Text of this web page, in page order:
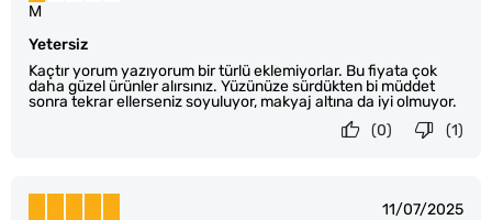
Yetersiz
Kaçtır yorum yazıyorum bir türlü eklemiyorlar. Bu fiyata çok
daha güzel ürünler alırsınız. Yüzünüze sürdükten bi müddet
sonra tekrar ellerseniz soyuluyor, makyaj altına da iyi olmuyor.
M
(1)
(0)
11/07/2025